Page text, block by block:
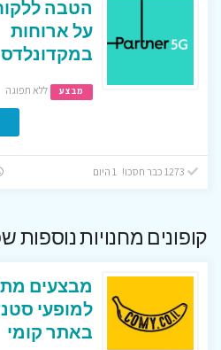
הטבה
על ארוחות
במקדונלדס
מבצע ללא תפוגה
קופונים מחנויות נוספות
מבצעים
למופעי
באתר קומי